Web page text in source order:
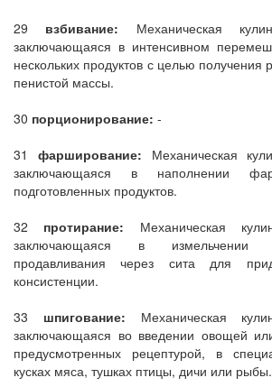
29 взбивание: Механическая
заключающаяся в интенсивном
нескольких продуктов с целью
пенистой массы.
30 порционирование: -
31 фарширование: Механическая
заключающаяся в наполнении
подготовленных продуктов.
32 протирание: Механическая
заключающаяся в измельчении
продавливания через сита для
консистенции.
33 шпигование: Механическая
заключающаяся во введении овощей
предусмотренных рецептурой, в
кусках мяса, тушках птицы, дичи или рыбы.